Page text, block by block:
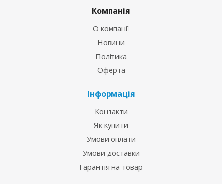
Компанія
О компанії
Новини
Політика
Оферта
Інформація
Контакти
Як купити
Умови оплати
Умови доставки
Гарантія на товар